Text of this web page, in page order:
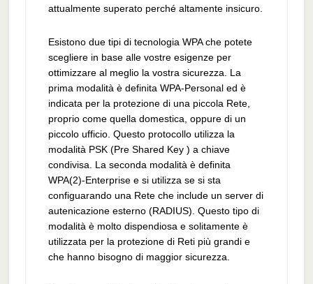
attualmente superato perché altamente insicuro.
Esistono due tipi di tecnologia WPA che potete
scegliere in base alle vostre esigenze per
ottimizzare al meglio la vostra sicurezza. La
prima modalità è definita WPA-Personal ed è
indicata per la protezione di una piccola Rete,
proprio come quella domestica, oppure di un
piccolo ufficio. Questo protocollo utilizza la
modalità PSK (Pre Shared Key ) a chiave
condivisa. La seconda modalità è definita
WPA(2)-Enterprise e si utilizza se si sta
configuarando una Rete che include un server di
autenicazione esterno (RADIUS). Questo tipo di
modalità è molto dispendiosa e solitamente è
utilizzata per la protezione di Reti più grandi e
che hanno bisogno di maggior sicurezza.